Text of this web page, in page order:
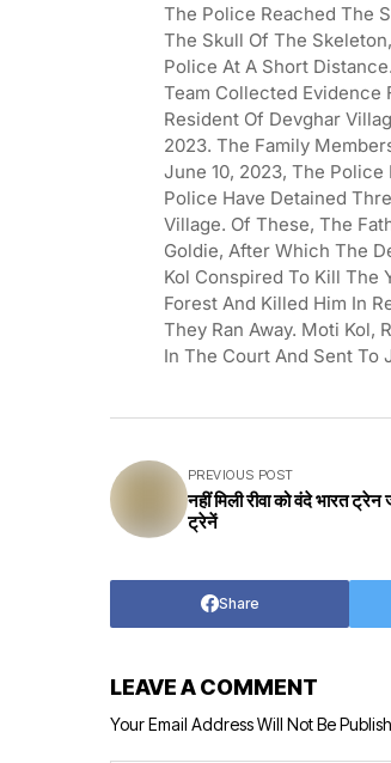
The Police Reached The
The Skull Of The
Police At A Short
Team Collected Evidence
Resident Of Devghar
2023. The Family
June 10, 2023, The
Police Have Detained
Village. Of These, The
Goldie, After Which The
Kol Conspired To Kill The
Forest And Killed Him In
They Ran Away. Moti Kol,
In The Court And Sent To
PREVIOUS POST
नहीं मिली रीवा को वंदे भारत
ट्रेनें
Share
LEAVE A COMMENT
Your Email Address Will Not Be